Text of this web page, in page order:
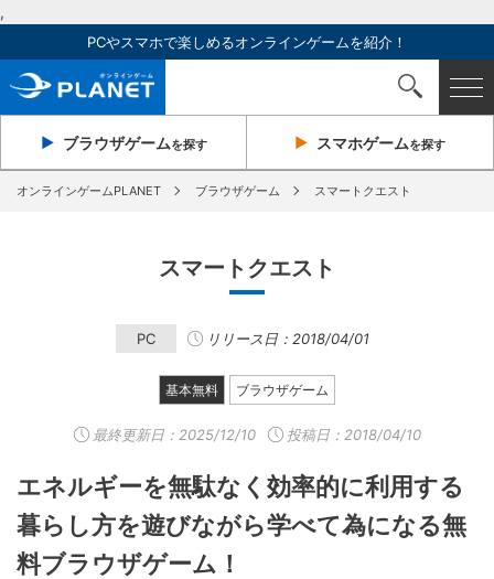
,
PCやスマホで楽しめるオンラインゲームを紹介！
ブラウザゲームを探す スマホゲームを探す
オンラインゲームPLANET ブラウザゲーム スマートクエスト
スマートクエスト
PC リリース日：2018/04/01
基本無料 ブラウザゲーム
最終更新日： 2025/12/10 投稿日：2018/04/10
エネルギーを無駄なく効率的に利用する
暮らし方を遊びながら学べて為になる無
料ブラウザゲーム！